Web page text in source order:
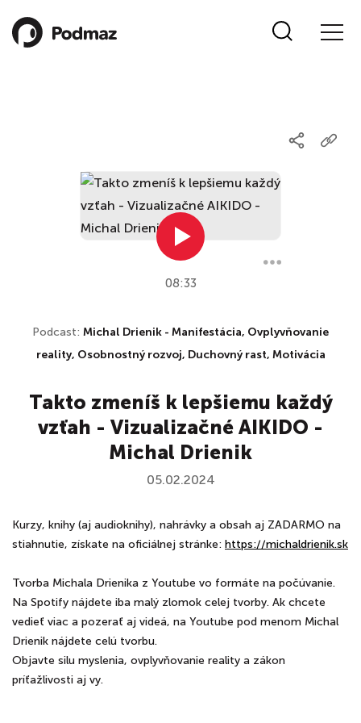
08:33
Podcast: Michal Drienik - Manifestácia, Ovplyvňovanie
reality, Osobnostný rozvoj, Duchovný rast, Motivácia
Takto zmeníš k lepšiemu každý
vzťah - Vizualizačné AIKIDO -
Michal Drienik
05.02.2024
Kurzy, knihy (aj audioknihy), nahrávky a obsah aj ZADARMO na
stiahnutie, získate na oficiálnej stránke: ⁠⁠⁠⁠⁠⁠⁠⁠⁠⁠⁠⁠⁠⁠https://michaldrienik.sk
Tvorba Michala Drienika z Youtube vo formáte na počúvanie.
Na Spotify nájdete iba malý zlomok celej tvorby. Ak chcete
vedieť viac a pozerať aj videá, na Youtube pod menom Michal
Drienik nájdete celú tvorbu.
Objavte silu myslenia, ovplyvňovanie reality a zákon
príťažlivosti aj vy.